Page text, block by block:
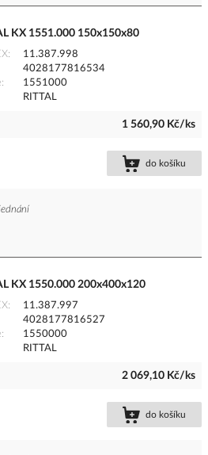
KX 1551.000 150x150x80
11.387.998
4028177816534
1551000
RITTAL
1 560,90 Kč/ks
do košíku
KX 1550.000 200x400x120
11.387.997
4028177816527
1550000
RITTAL
2 069,10 Kč/ks
do košíku